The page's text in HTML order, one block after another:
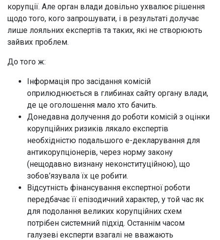
корупції. Але орган влади довільно ухвалює рішення
щодо того, кого запрошувати, і в результаті долучає
лише лояльних експертів та таких, які не створюють
зайвих проблем.
До того ж:
Інформація про засідання комісій
оприлюднюється в глибинах сайту органу влади,
де це оголошення мало хто бачить.
Донедавна долучення до роботи комісій з оцінки
корупційних ризиків лякало експертів
необхідністю подальшого е-декларування для
антикорупціонерів, через норму закону
(нещодавно визнану неконституційною), що
зобов’язувала їх це робити.
Відсутність фінансування експертної роботи
передбачає її епізодичний характер, у той час як
для подолання великих корупційних схем
потрібен системний підхід. Останнім часом
галузеві експерти взагалі не вважають